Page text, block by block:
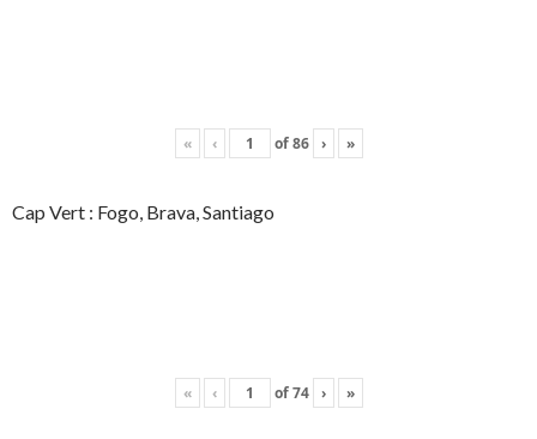
« ‹ of86 › »
Cap Vert : Fogo, Brava, Santiago
« ‹ of74 › »